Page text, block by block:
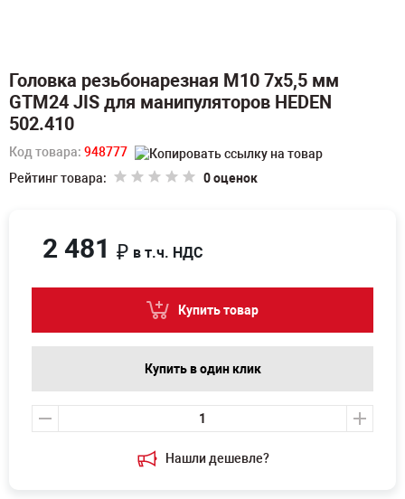
Головка резьбонарезная M10 7х5,5 мм
GTM24 JIS для манипуляторов HEDEN
502.410
Код товара: 948777
Рейтинг товара:
0 оценок
Нашли дешевле?
2 481 ₽ в т.ч. НДС
Купить товар
Купить в один клик